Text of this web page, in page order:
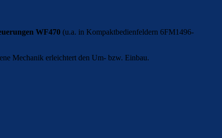
WF470 (u.a. in Kompaktbedienfeldern 6FM1496-
Mechanik erleichtert den Um- bzw. Einbau.